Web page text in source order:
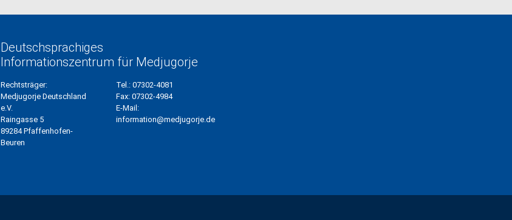
Deutschsprachiges
Informationszentrum für Medjugorje
Rechtsträger:
Medjugorje Deutschland
e.V.
Raingasse 5
89284 Pfaffenhofen-
Beuren
Tel.: 07302-4081
Fax: 07302-4984
E-Mail:
information@medjugorje.de